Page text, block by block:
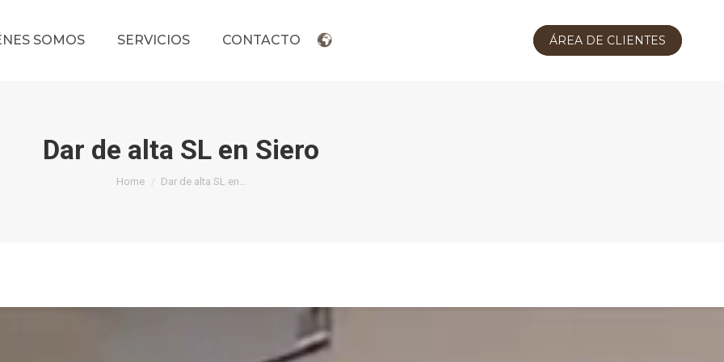
SOMOS SERVICIOS CONTACTO ÁREA DE CLIENTES
Dar de alta SL en Siero
You are here:
Home Dar de alta SL en…